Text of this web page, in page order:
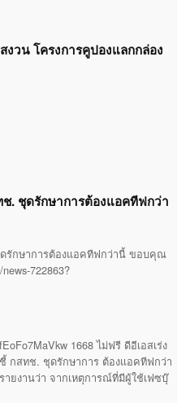
วน โครงการคูปองแลกกล่อง
. ชุดรักษาการต้องแอคทีฟกว่า
รักษาการต้องแอคทีฟกว่านี้ ขอบคุณ
722863?
1668 ไม่ฟรี ดีอีเอสเร่ง
กสทช. ชุดรักษาการ ต้องแอคทีฟกว่า
ยงานว่า จากเหตุการณ์ที่มีผู้ใช้เฟซบุ๊